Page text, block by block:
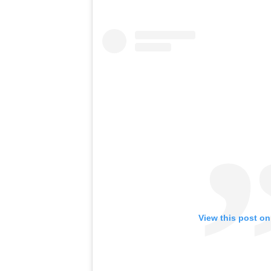
View this post